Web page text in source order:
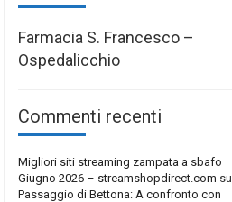
Farmacia S. Francesco –
Ospedalicchio
Commenti recenti
Migliori siti streaming zampata a sbafo
Giugno 2026 – streamshopdirect.com su
Passaggio di Bettona: A confronto con